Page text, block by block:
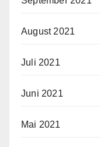
August 2021
Juli 2021
Juni 2021
Mai 2021